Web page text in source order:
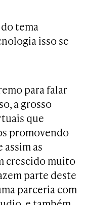
tema
isso se
para falar
a grosso
que
promovendo
as
crescido muito
parte deste
parceria com